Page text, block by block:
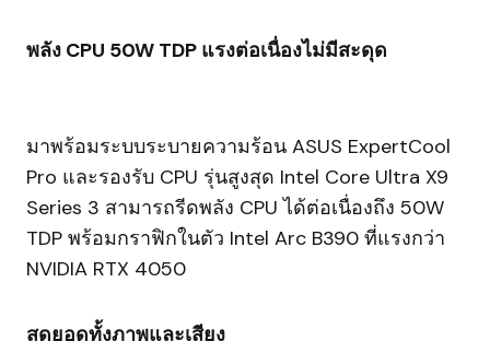
พลัง CPU 50W TDP แรงต่อเนื่องไม่มีสะดุด
มาพร้อมระบบระบายความร้อน ASUS ExpertCool
Pro และรองรับ CPU รุ่นสูงสุด Intel Core Ultra X9
Series 3 สามารถรีดพลัง CPU ได้ต่อเนื่องถึง 50W
TDP พร้อมกราฟิกในตัว Intel Arc B390 ที่แรงกว่า
NVIDIA RTX 4050
สุดยอดทั้งภาพและเสียง